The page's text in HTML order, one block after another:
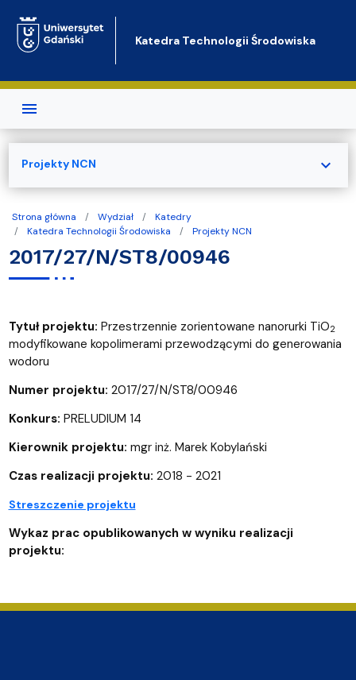
Katedra Technologii Środowiska
Strona główna Wydział
Katedry
Katedra Technologii Środowiska
Projekty NCN
2017/27/N/ST8/00946
Tytuł projektu: Przestrzennie zorientowane nanorurki TiO2
modyfikowane kopolimerami przewodzącymi do generowania
wodoru
Numer projektu: 2017/27/N/ST8/00946
Konkurs: PRELUDIUM 14
Kierownik projektu: mgr inż. Marek Kobylański
Czas realizacji projektu: 2018 - 2021
Streszczenie projektu
Wykaz prac opublikowanych w wyniku realizacji
projektu:
Projekty NCN expand_more